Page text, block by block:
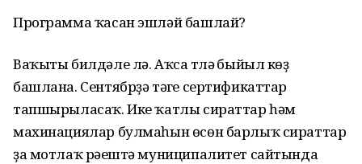
Программа ҡасан эшләй башлай?
Ваҡыты билдәле лә. Аҡса түләү быйыл көҙ
башлана. Сентябрҙә тәүге сертификаттар
тапшырыласаҡ. Ике ҡатлы сираттар һәм
махинациялар булмаһын өсөн барлыҡ сираттар
ҙа мотлаҡ рәүештә муниципалитет сайтында